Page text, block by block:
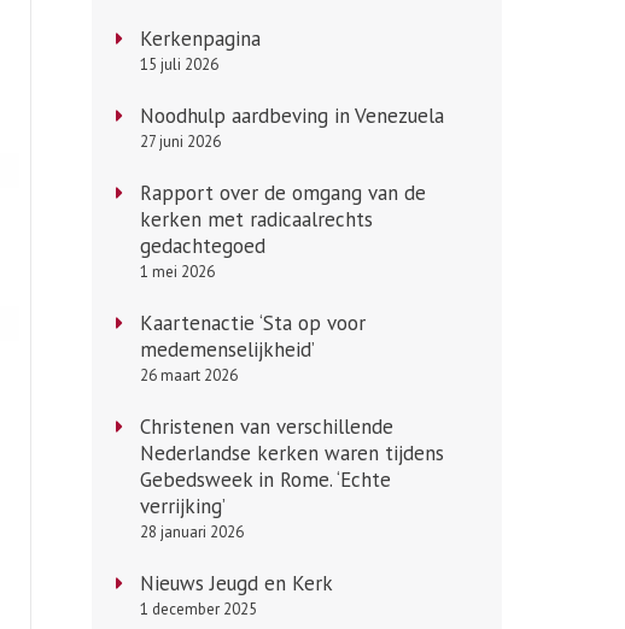
Kerkenpagina
15 juli 2026
Noodhulp aardbeving in Venezuela
27 juni 2026
Rapport over de omgang van de
kerken met radicaalrechts
gedachtegoed
1 mei 2026
Kaartenactie ‘Sta op voor
medemenselijkheid’
26 maart 2026
Christenen van verschillende
Nederlandse kerken waren tijdens
Gebedsweek in Rome. ‘Echte
verrijking’
28 januari 2026
Nieuws Jeugd en Kerk
1 december 2025